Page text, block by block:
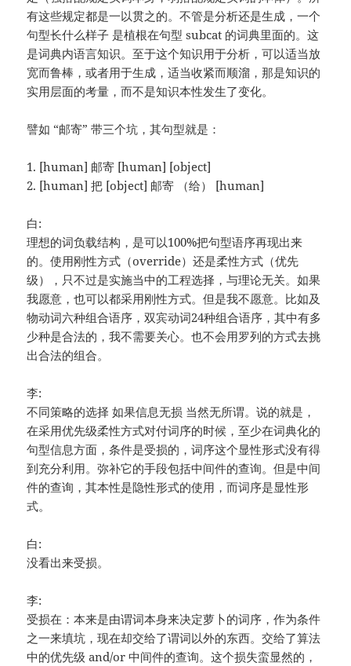
有这些规定都是一以贯之的。不管是分析还是生成，一个
句型长什么样子 是植根在句型 subcat 的词典里面的。这
是词典内语言知识。至于这个知识用于分析，可以适当放
宽而鲁棒，或者用于生成，适当收紧而顺溜，那是知识的
实用层面的考量，而不是知识本性发生了变化。
譬如 “邮寄” 带三个坑，其句型就是：
1. [human] 邮寄 [human] [object]
2. [human] 把 [object] 邮寄 （给） [human]
白:
理想的词负载结构，是可以100%把句型语序再现出来
的。使用刚性方式（override）还是柔性方式（优先
级），只不过是实施当中的工程选择，与理论无关。如果
我愿意，也可以都采用刚性方式。但是我不愿意。比如及
物动词六种组合语序，双宾动词24种组合语序，其中有多
少种是合法的，我不需要关心。也不会用罗列的方式去挑
出合法的组合。
李:
不同策略的选择 如果信息无损 当然无所谓。说的就是，
在采用优先级柔性方式对付词序的时候，至少在词典化的
句型信息方面，条件是受损的，词序这个显性形式没有得
到充分利用。弥补它的手段包括中间件的查询。但是中间
件的查询，其本性是隐性形式的使用，而词序是显性形
式。
白:
没看出来受损。
李:
受损在：本来是由谓词本身来决定萝卜的词序，作为条件
之一来填坑，现在却交给了谓词以外的东西。交给了算法
中的优先级 and/or 中间件的查询。这个损失蛮显然的，